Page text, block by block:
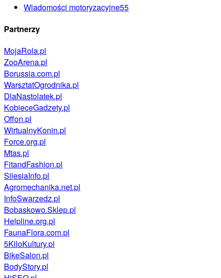
Wiadomości motoryzacyjne55
Partnerzy
MojaRola.pl
ZooArena.pl
Borussia.com.pl
WarsztatOgrodnika.pl
DlaNastolatek.pl
KobieceGadzety.pl
Offon.pl
WirtualnyKonin.pl
Force.org.pl
Mtas.pl
FitandFashion.pl
SilesiaInfo.pl
Agromechanika.net.pl
InfoSwarzedz.pl
Bobaskowo.Sklep.pl
Helpline.org.pl
FaunaFlora.com.pl
5KiloKultury.pl
BikeSalon.pl
BodyStory.pl